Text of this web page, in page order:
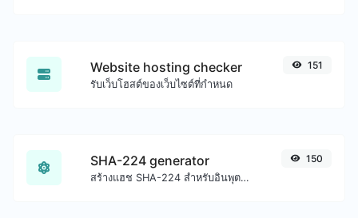
Website hosting checker
รับเว็บโฮสต์ของเว็บไซต์ที่กำหนด
151
SHA-224 generator
สร้างแฮช SHA-224 สำหรับอินพุตสตริงใดๆ
150